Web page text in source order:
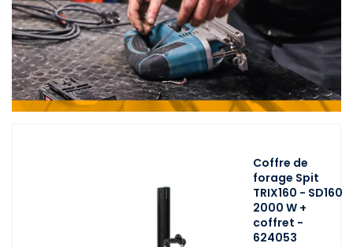
Coffre de
forage Spit
TRIX160 - SD160
2000 W +
coffret -
624053